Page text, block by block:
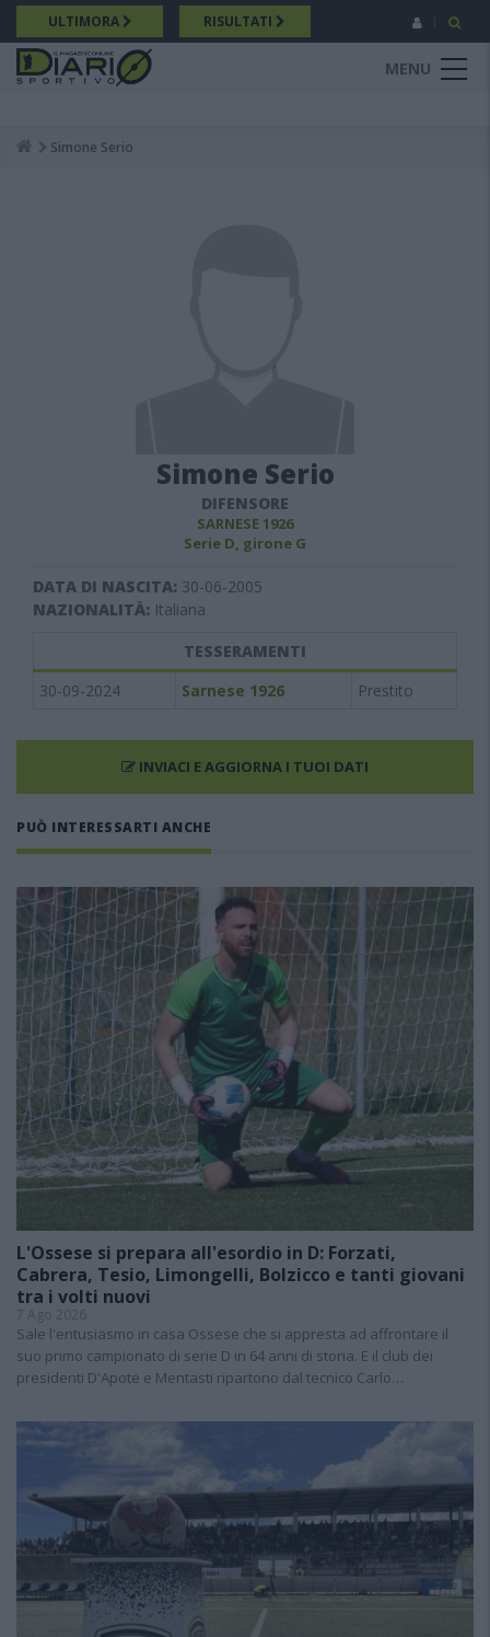
Salta
al
contenuto
principale
ULTIMORA RISULTATI
MENU
Breadcrumb
Simone Serio
Simone Serio
DIFENSORE
SARNESE 1926
Serie D, girone G
DATA DI NASCITA: 30-06-2005
NAZIONALITÀ: Italiana
TESSERAMENTI
30-09-2024
Sarnese 1926 Prestito
INVIACI E AGGIORNA I TUOI DATI
PUÒ INTERESSARTI ANCHE
L'Ossese si prepara all'esordio in D: Forzati,
Cabrera, Tesio, Limongelli, Bolzicco e tanti giovani
tra i volti nuovi
7 Ago 2026
Sale l'entusiasmo in casa Ossese che si appresta ad affrontare il
suo primo campionato di serie D in 64 anni di storia. E il club dei
presidenti D'Apote e Mentasti ripartono dal tecnico Carlo…